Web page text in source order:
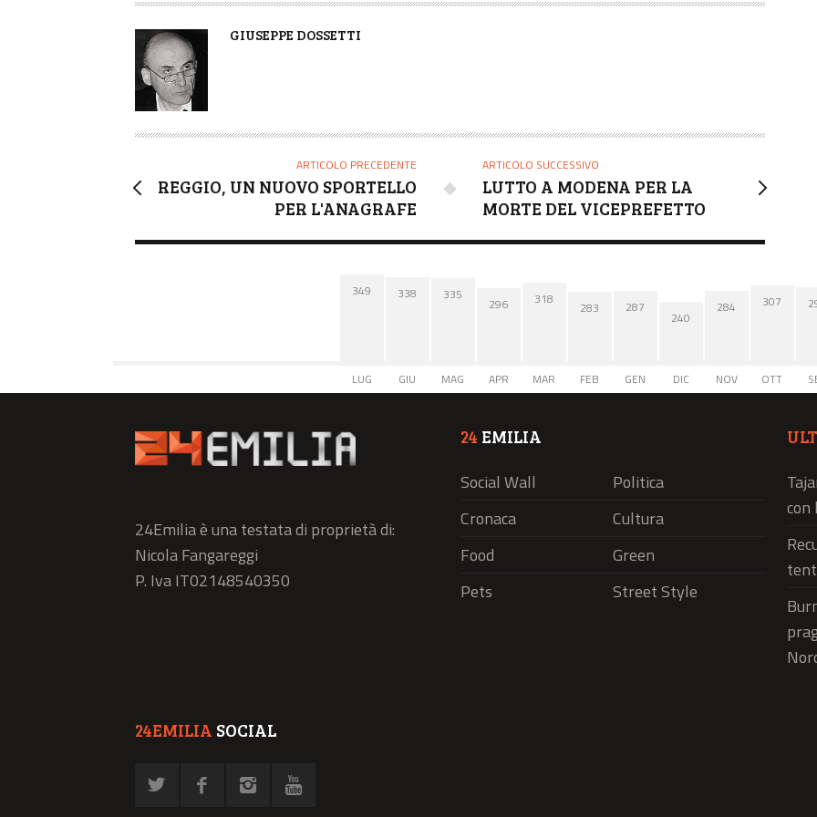
A
E
GIUSEPPE DOSSETTI
ARTICOLO PRECEDENTE
REGGIO, UN NUOVO SPORTELLO
PER L'ANAGRAFE
ARTICOLO SUCCESSIVO
LUTTO A MODENA PER LA
MORTE DEL VICEPREFETTO
349
LUG
338
GIU
335
MAG
296
APR
318
MAR
283
FEB
287
GEN
240
DIC
284
NOV
307
OTT
24Emilia è una testata di proprietà di:
Nicola Fangareggi
P. Iva IT02148540350
24 EMILIA
Social Wall
Politica
Cronaca
Cultura
Food
Green
Pets
Street Style
con
24EMILIA SOCIAL